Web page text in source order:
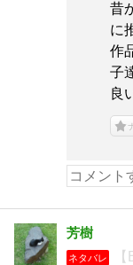
昔
に
作
子
良
芳樹
ネタバレ